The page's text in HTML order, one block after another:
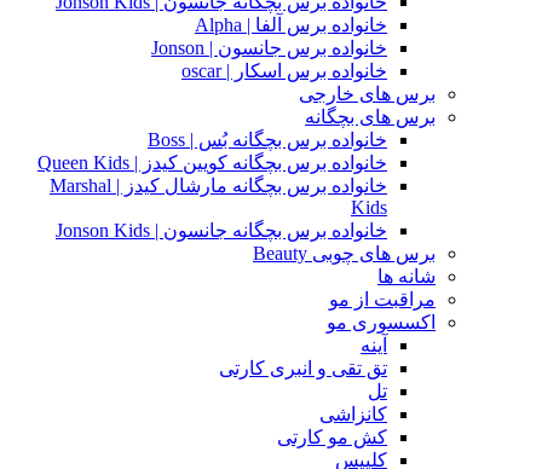
خانواده برس آلفا | Alpha
خانواده برس جانسون | Jonson
خانواده برس اسکار | oscar
برس های خارجی
برس های بچگانه
خانواده برس بچگانه بُس | Boss
خانواده برس بچگانه کویین کیدز | Queen Kids
خانواده برس بچگانه مارشال کیدز | Marshal
Kids
خانواده برس بچگانه جانسون | Jonson Kids
برس های چوبی Beauty
شانه ها
مراقبت از مو
اکسسوری مو
آینه
تق تقی و انبری کارتی
تل
کانزاشی
کش مو کارتی
کلیپس